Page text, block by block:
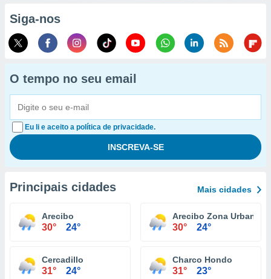
Siga-nos
O tempo no seu email
Eu li e aceito a política de privacidade.
Principais cidades Mais cidades
Arecibo
30° 24°
Arecibo Zona Urbana
30° 24°
Cercadillo
31° 24°
Charco Hondo
31° 23°